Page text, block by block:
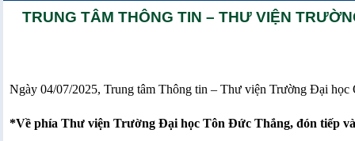
TRUNG TÂM THÔNG TIN – THƯ VIỆN
Ngày 04/07/2025, Trung tâm Thông tin – Thư viện Trường Đại
*Về phía Thư viện Trường Đại học Tôn Đức Thắng, đón tiếp